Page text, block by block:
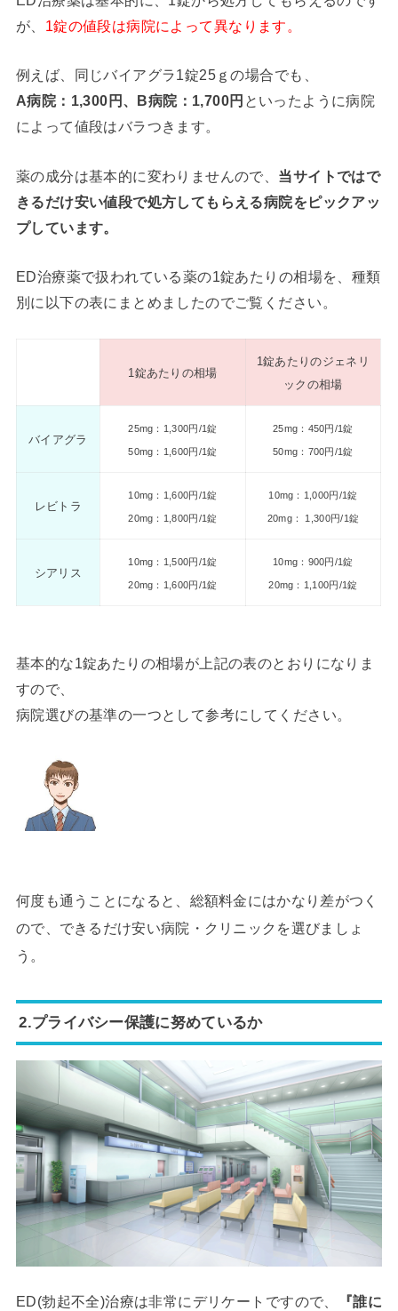
が、 1錠の値段は病院によって異なります。
例えば、同じバイアグラ1錠25ｇの場合でも、
A病院：1,300円、B病院：1,700円 といったように病院
によって値段はバラつきます。
薬の成分は基本的に変わりませんので、 当サイトではで
きるだけ安い値段で処方してもらえる病院をピックアッ
プしています。
ED治療薬で扱われている薬の1錠あたりの相場を、種類
別に以下の表にまとめましたのでご覧ください。
1錠あたりの相場
1錠あたりのジェネリ
ックの相場
バイアグラ
25mg：1,300円/1錠
50mg：1,600円/1錠
25mg：450円/1錠
50mg：700円/1錠
レビトラ
10mg：1,600円/1錠
20mg：1,800円/1錠
10mg：1,000円/1錠
20mg： 1,300円/1錠
シアリス
10mg：1,500円/1錠
20mg：1,600円/1錠
10mg：900円/1錠
20mg：1,100円/1錠
基本的な1錠あたりの相場が上記の表のとおりになりま
すので、
病院選びの基準の一つとして参考にしてください。
何度も通うことになると、総額料金にはかなり差がつく
ので、できるだけ安い病院・クリニックを選びましょ
う。
2.プライバシー保護に努めているか
ED(勃起不全)治療は非常にデリケートですので、
『誰に